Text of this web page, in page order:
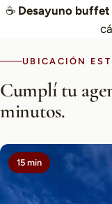
☕ Desayuno
UBICACIÓN
Cumplí tu
minutos.
15 min